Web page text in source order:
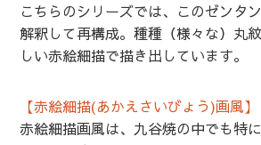
こちらのシリーズでは、このゼンタ
解釈して再構成。種種（様々な）丸
しい赤絵細描で描き出しています。
【赤絵細描(あかえさいびょう)画風】
赤絵細描画風は、九谷焼の中でも特